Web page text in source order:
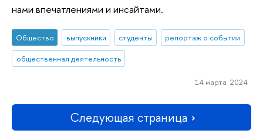
нами впечатлениями и инсайтами.
Общество выпускники студенты
репортаж о событии
общественная деятельность
14 марта 2024
Следующая страница